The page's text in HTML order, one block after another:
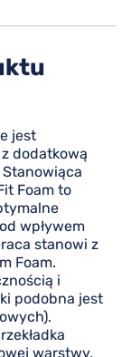
jest
dodatkową
Foam to
wpływem
stanowi z
Foam.
i
podobna jest
warstwy,